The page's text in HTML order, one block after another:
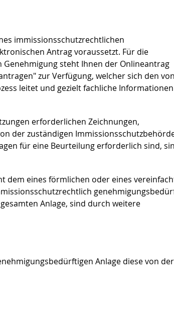
immissionsschutzrechtlichen
Antrag voraussetzt. Für die
steht Ihnen der Onlineantrag
zur Verfügung, welcher sich den
leitet und gezielt fachliche Informationen
erforderlichen Zeichnungen,
der zuständigen
für eine Beurteilung erforderlich sind,
dem eines förmlichen oder eines
Anlage, sind durch weitere
Anlage diese von der